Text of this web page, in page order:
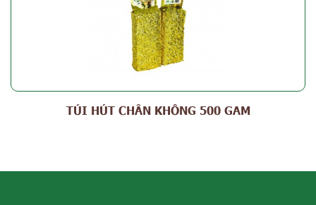
TÚI HÚT CHÂN KHÔNG 500 GAM